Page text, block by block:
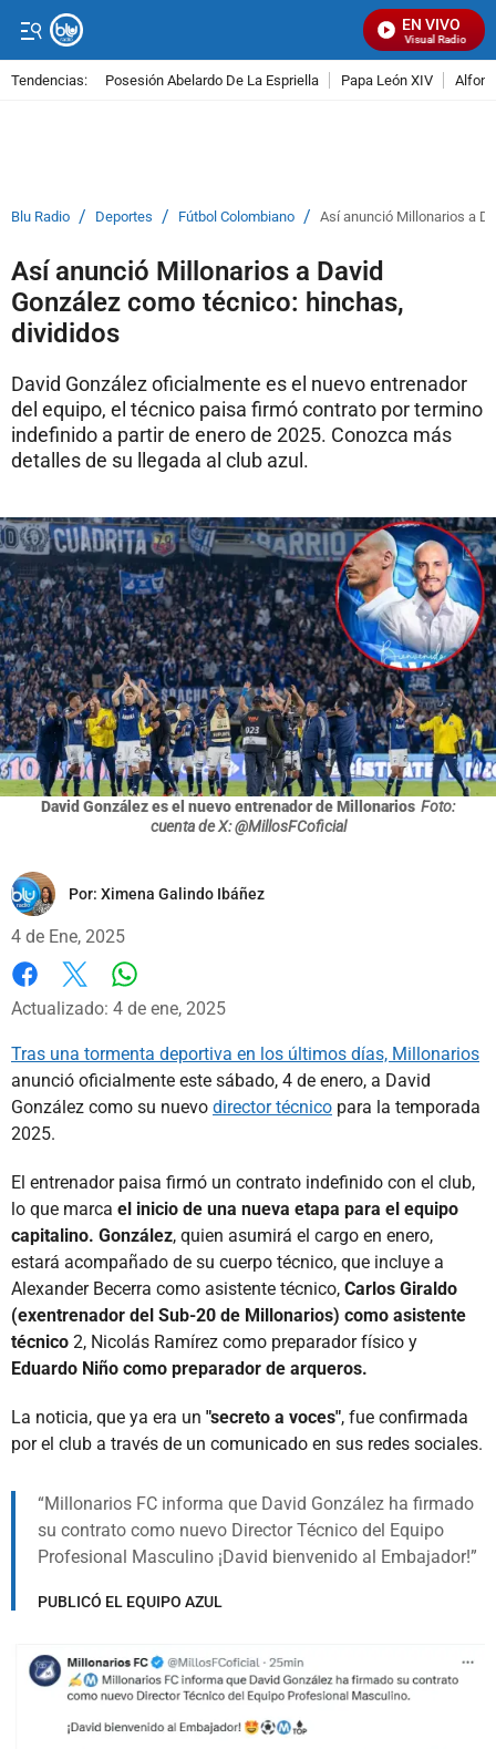
EN VIVO
Señal Visual Radio
Tendencias: Posesión Abelardo De La Espriella Papa León XIV
Blu Radio / Deportes / Fútbol Colombiano / Así anunció Millonarios a
Así anunció Millonarios a David
González como técnico: hinchas,
divididos
David González oficialmente es el nuevo entrenador
del equipo, el técnico paisa firmó contrato por termino
indefinido a partir de enero de 2025. Conozca más
detalles de su llegada al club azul.
David González es el nuevo entrenador de Millonarios Foto:
cuenta de X: @MillosFCoficial
Por: Ximena Galindo Ibáñez
4 de Ene, 2025
Facebook
X
Actualizado: 4 de ene, 2025
Tras una tormenta deportiva en los últimos días, Millonarios
anunció oficialmente este sábado, 4 de enero, a David
González como su nuevo director técnico para la temporada
2025.
El entrenador paisa firmó un contrato indefinido con el club,
lo que marca el inicio de una nueva etapa para el equipo
capitalino. González, quien asumirá el cargo en enero,
estará acompañado de su cuerpo técnico, que incluye a
Alexander Becerra como asistente técnico, Carlos Giraldo
(exentrenador del Sub-20 de Millonarios) como asistente
técnico 2, Nicolás Ramírez como preparador físico y
Eduardo Niño como preparador de arqueros.
La noticia, que ya era un "secreto a voces", fue confirmada
por el club a través de un comunicado en sus redes sociales.
Millonarios FC informa que David González ha firmado
su contrato como nuevo Director Técnico del Equipo
Profesional Masculino ¡David bienvenido al Embajador!
PUBLICÓ EL EQUIPO AZUL